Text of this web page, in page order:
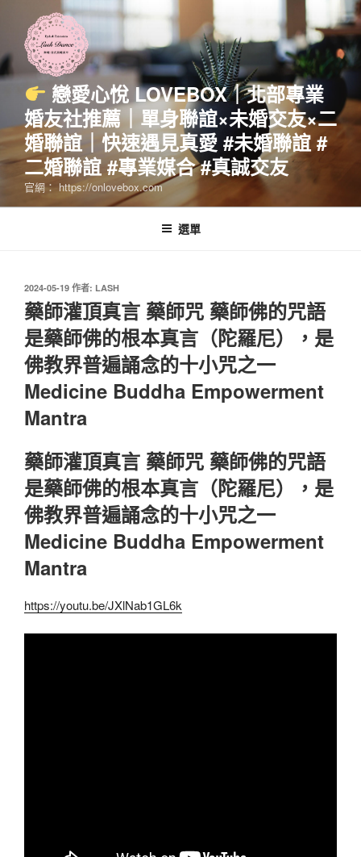
要
戀愛心悅 LOVEBOX｜北部專業
婚友社推薦｜單身聯誼×未婚交友×二
婚聯誼｜快速遇見真愛 #未婚聯誼 #
二婚聯誼 #專業媒合 #真誠交友
官網： https://onlovebox.com
選單
發
佈
於
2024-05-19 作者: LASH
藥師灌頂真言 藥師咒 藥師佛的咒語
是藥師佛的根本真言（陀羅尼），是
佛教界普遍誦念的十小咒之一
Medicine Buddha Empowerment
Mantra
藥師灌頂真言 藥師咒 藥師佛的咒語
是藥師佛的根本真言（陀羅尼），是
佛教界普遍誦念的十小咒之一
Medicine Buddha Empowerment
Mantra
https://youtu.be/JXlNab1GL6k